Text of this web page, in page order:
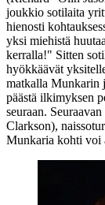
joukkio sotilaita
hienosti
yksi miehistä huutaa
kerralla!" Sitten
hyökkäävät
matkalla Munkarin
päästä ilkimyksen
seuraan.
Clarkson),
Munkaria kohti voi